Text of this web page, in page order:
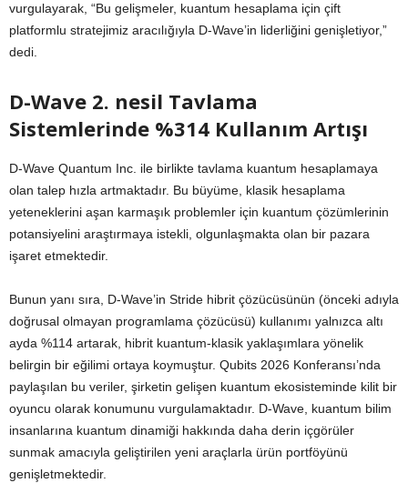
vurgulayarak, “Bu gelişmeler, kuantum hesaplama için çift
platformlu stratejimiz aracılığıyla D-Wave’in liderliğini genişletiyor,”
dedi.
​D-Wave 2. nesil Tavlama
Sistemlerinde %314 Kullanım Artışı
​D-Wave Quantum Inc. ile birlikte tavlama kuantum hesaplamaya
olan talep hızla artmaktadır. Bu büyüme, klasik hesaplama
yeteneklerini aşan karmaşık problemler için kuantum çözümlerinin
potansiyelini araştırmaya istekli, olgunlaşmakta olan bir pazara
işaret etmektedir.
Bunun yanı sıra, D-Wave’in Stride hibrit çözücüsünün (önceki adıyla
doğrusal olmayan programlama çözücüsü) kullanımı yalnızca altı
ayda %114 artarak, hibrit kuantum-klasik yaklaşımlara yönelik
belirgin bir eğilimi ortaya koymuştur. Qubits 2026 Konferansı’nda
paylaşılan bu veriler, şirketin gelişen kuantum ekosisteminde kilit bir
oyuncu olarak konumunu vurgulamaktadır. D-Wave, kuantum bilim
insanlarına kuantum dinamiği hakkında daha derin içgörüler
sunmak amacıyla geliştirilen yeni araçlarla ürün portföyünü
genişletmektedir.